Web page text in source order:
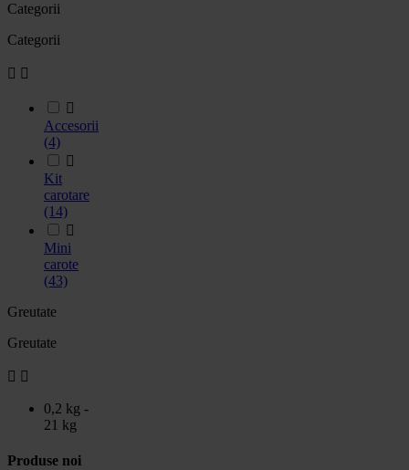
Categorii
Categorii
 

Accesorii
(4)

Kit
carotare
(14)

Mini
carote
(43)
Greutate
Greutate
 
0,2 kg -
21 kg
Produse noi